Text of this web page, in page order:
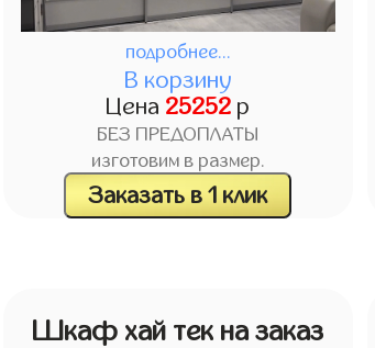
подробнее...
В корзину
Цена 25252 р
БЕЗ ПРЕДОПЛАТЫ
изготовим в размер.
Заказать в 1 клик
Шкаф хай тек на заказ